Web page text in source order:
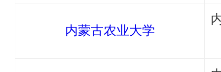
内蒙古农业大学